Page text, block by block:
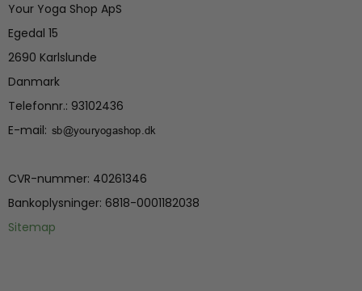
Your Yoga Shop ApS
Egedal 15
2690 Karlslunde
Danmark
Telefonnr.: 93102436
E-mail:
CVR-nummer: 40261346
Bankoplysninger: 6818-0001182038
Sitemap